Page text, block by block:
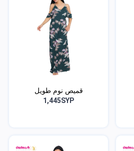
قميص نوم طويل
1,445SYP